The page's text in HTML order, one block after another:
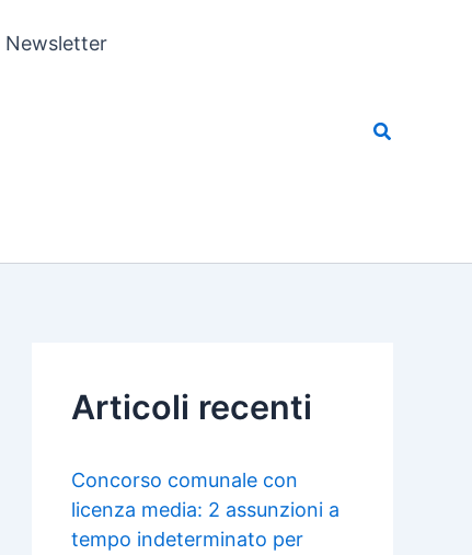
Newsletter
Articoli recenti
Concorso comunale con
licenza media: 2 assunzioni a
tempo indeterminato per